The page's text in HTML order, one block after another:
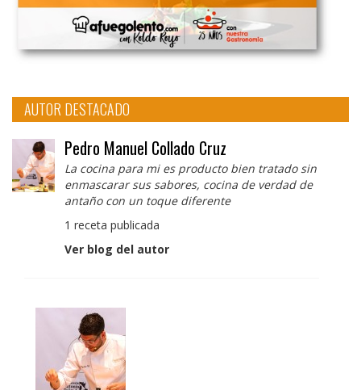
AUTOR DESTACADO
Pedro Manuel Collado Cruz
La cocina para mi es producto bien tratado sin
enmascarar sus sabores, cocina de verdad de
antaño con un toque diferente
1 receta publicada
Ver blog del autor